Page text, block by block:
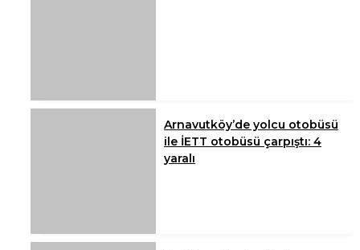
Arnavutköy’de yolcu otobüsü
ile İETT otobüsü çarpıştı: 4
yaralı